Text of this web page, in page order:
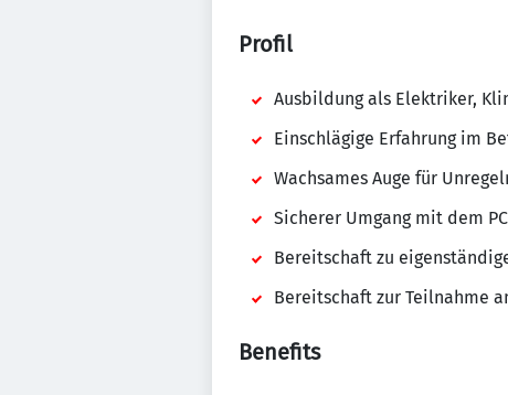
Profil
Ausbildung als Elektriker,
Einschlägige Erfahrung im
Wachsames Auge für
Sicherer Umgang mit dem
Bereitschaft zu
Bereitschaft zur Teilnahme
Benefits